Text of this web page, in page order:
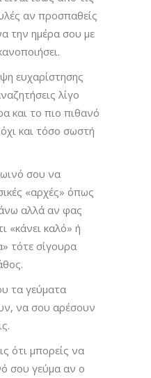
αν προσπαθείς
την ημέρα σου με
ευχαρίστησης
λίγο
και το πιο πιθανό
και τόσο σωστή
σου να
«αρχές» όπως
αλλά αν φας
«κάνει καλό» ή
τότε σίγουρα
τα γεύματα
να σου αρέσουν
ότι μπορείς να
σου γεύμα αν ο